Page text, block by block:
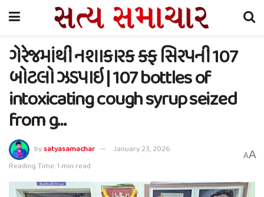
ગેરેજમાંથી નશાકારક કફ સિરપની 107
બોટલો ઝડપાઇ | 107 bottles of
intoxicating cough syrup seized
from g…
bysatyasamachar
January 23, 2026
Reading Time: 1 min read
AA